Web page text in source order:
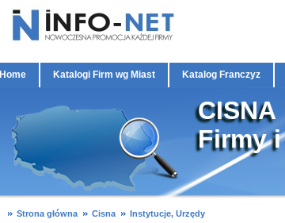
Home Katalogi Firm wg Miast Katalog Franczyz
CISNA
Firmy
Strona główna Cisna Instytucje, Urzędy